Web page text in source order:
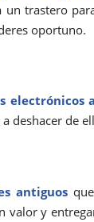
un trastero
oportuno.
electrónicos
deshacer de
antiguosque
valor y